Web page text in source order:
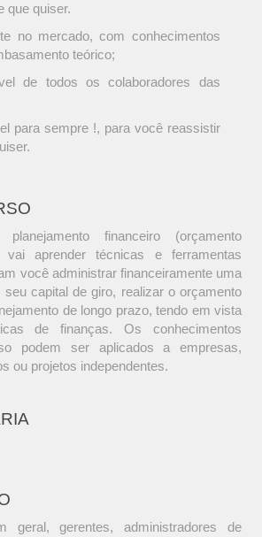
que quiser.
no mercado, com conhecimentos
teórico;
de todos os colaboradores das
para sempre !, para você reassistir
financeiro (orçamento
vai aprender técnicas e ferramentas
você administrar financeiramente uma
capital de giro, realizar o orçamento
de longo prazo, tendo em vista
de finanças. Os conhecimentos
podem ser aplicados a empresas,
ou projetos independentes.
geral, gerentes, administradores de